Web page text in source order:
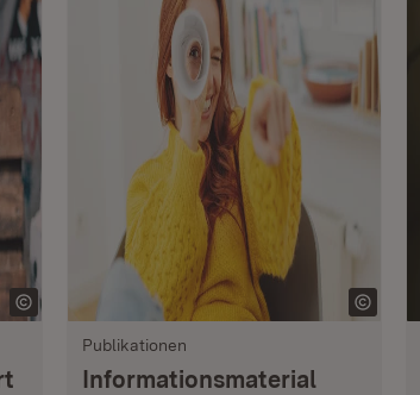
Publikationen
Informationsmaterial